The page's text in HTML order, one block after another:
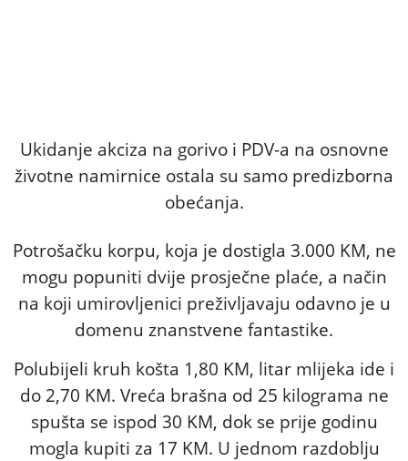
Ukidanje akciza na gorivo i PDV-a na osnovne
životne namirnice ostala su samo predizborna
obećanja.
Potrošačku korpu, koja je dostigla 3.000 KM, ne
mogu popuniti dvije prosječne plaće, a način
na koji umirovljenici preživljavaju odavno je u
domenu znanstvene fantastike.
Polubijeli kruh košta 1,80 KM, litar mlijeka ide i
do 2,70 KM. Vreća brašna od 25 kilograma ne
spušta se ispod 30 KM, dok se prije godinu
mogla kupiti za 17 KM. U jednom razdoblju